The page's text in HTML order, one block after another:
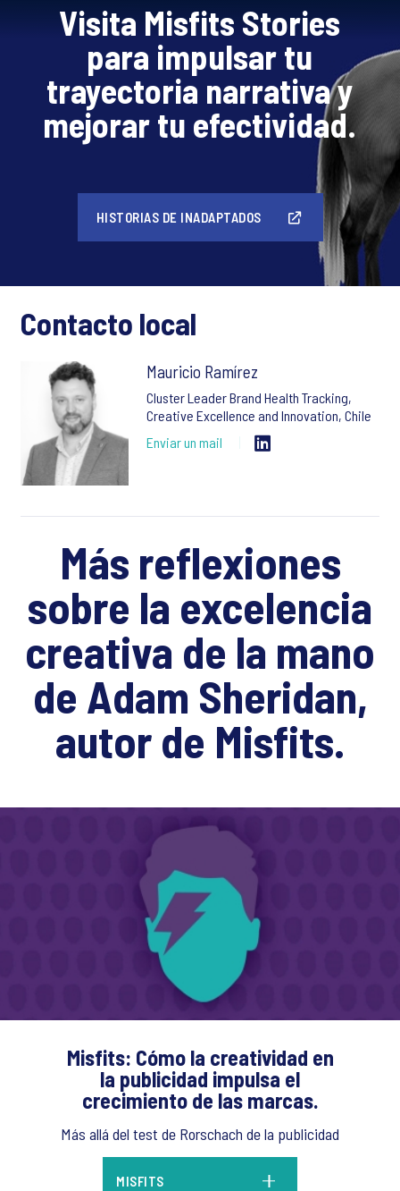
Visita Misfits Stories
para impulsar tu
trayectoria narrativa y
mejorar tu efectividad.
HISTORIAS DE INADAPTADOS
Contacto local
Mauricio Ramírez
Cluster Leader Brand Health Tracking,
Creative Excellence and Innovation, Chile
Enviar un mail
Más reflexiones
sobre la excelencia
creativa de la mano
de Adam Sheridan,
autor de Misfits.
Misfits: Cómo la creatividad en
la publicidad impulsa el
crecimiento de las marcas.
Más allá del test de Rorschach de la publicidad
MISFITS